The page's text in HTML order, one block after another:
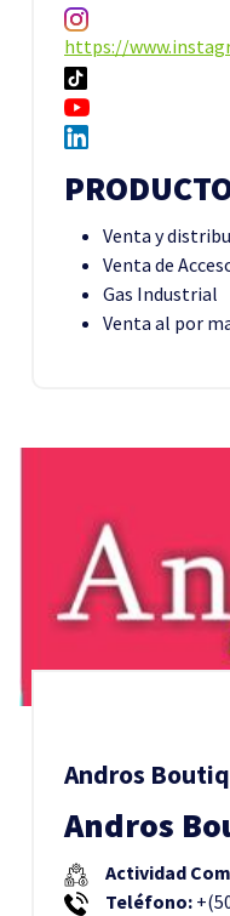
https://
Venta y
Venta de
Gas Industrial
Venta al por
Andros
Andros
Actividad
Teléfono: